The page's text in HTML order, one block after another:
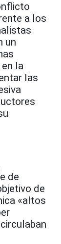
a los
un
la
las
de
de
«altos